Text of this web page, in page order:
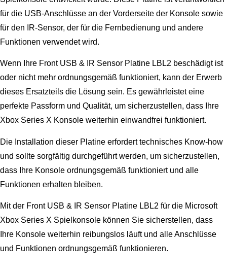
für die USB-Anschlüsse an der Vorderseite der Konsole sowie
für den IR-Sensor, der für die Fernbedienung und andere
Funktionen verwendet wird.
Wenn Ihre Front USB & IR Sensor Platine LBL2 beschädigt ist
oder nicht mehr ordnungsgemäß funktioniert, kann der Erwerb
dieses Ersatzteils die Lösung sein. Es gewährleistet eine
perfekte Passform und Qualität, um sicherzustellen, dass Ihre
Xbox Series X Konsole weiterhin einwandfrei funktioniert.
Die Installation dieser Platine erfordert technisches Know-how
und sollte sorgfältig durchgeführt werden, um sicherzustellen,
dass Ihre Konsole ordnungsgemäß funktioniert und alle
Funktionen erhalten bleiben.
Mit der Front USB & IR Sensor Platine LBL2 für die Microsoft
Xbox Series X Spielkonsole können Sie sicherstellen, dass
Ihre Konsole weiterhin reibungslos läuft und alle Anschlüsse
und Funktionen ordnungsgemäß funktionieren.